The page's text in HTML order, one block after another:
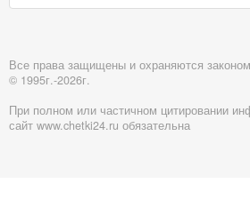
Все права защищены и охраняются
© 1995г.-2026г.
При полном или частичном цитировании
сайт www.chetki24.ru обязательна